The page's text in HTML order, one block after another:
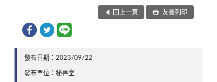
回上一頁 友善列印
發布日期：2023/09/22
發布單位：秘書室